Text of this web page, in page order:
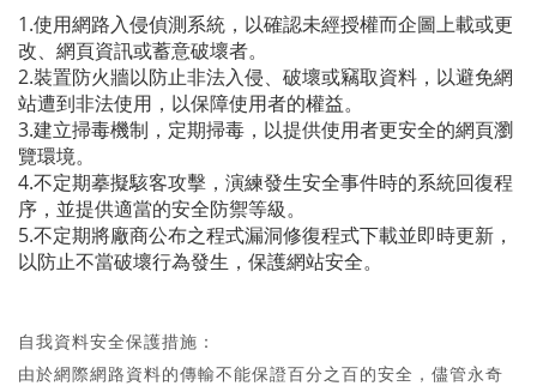
1.使用網路入侵偵測系統，以確認未經授權而企圖上載或更
改、網頁資訊或蓄意破壞者。
2.裝置防火牆以防止非法入侵、破壞或竊取資料，以避免網
站遭到非法使用，以保障使用者的權益。
3.建立掃毒機制，定期掃毒，以提供使用者更安全的網頁瀏
覽環境。
4.不定期摹擬駭客攻擊，演練發生安全事件時的系統回復程
序，並提供適當的安全防禦等級。
5.不定期將廠商公布之程式漏洞修復程式下載並即時更新，
以防止不當破壞行為發生，保護網站安全。
自我資料安全保護措施：
由於網際網路資料的傳輸不能保證百分之百的安全，儘管永奇